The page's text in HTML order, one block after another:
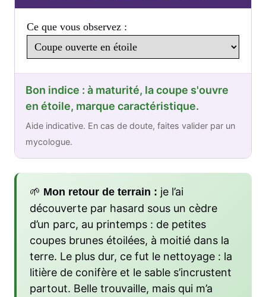
Ce que vous observez :
Bon indice : à maturité, la coupe s'ouvre
en étoile, marque caractéristique.
Aide indicative. En cas de doute, faites valider par un
mycologue.
🌱 Mon retour de terrain : je l’ai
découverte par hasard sous un cèdre
d’un parc, au printemps : de petites
coupes brunes étoilées, à moitié dans la
terre. Le plus dur, ce fut le nettoyage : la
litière de conifère et le sable s’incrustent
partout. Belle trouvaille, mais qui m’a